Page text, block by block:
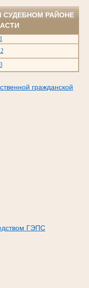
СУДЕБНОМ РАЙОНЕ
гражданской
ГЭПС